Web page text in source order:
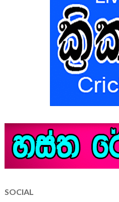
SOCIAL